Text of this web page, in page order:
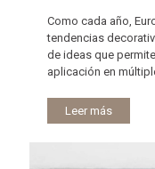
Como cada año,
tendencias
de ideas que
aplicación en
Leer más